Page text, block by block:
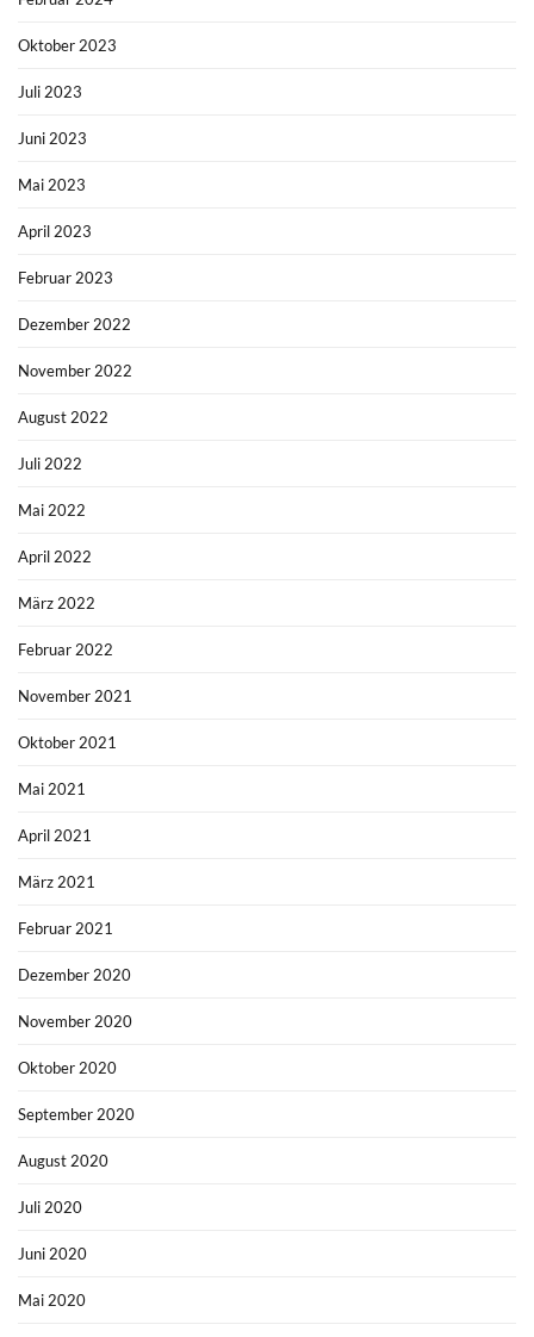
Oktober 2023
Juli 2023
Juni 2023
Mai 2023
April 2023
Februar 2023
Dezember 2022
November 2022
August 2022
Juli 2022
Mai 2022
April 2022
März 2022
Februar 2022
November 2021
Oktober 2021
Mai 2021
April 2021
März 2021
Februar 2021
Dezember 2020
November 2020
Oktober 2020
September 2020
August 2020
Juli 2020
Juni 2020
Mai 2020